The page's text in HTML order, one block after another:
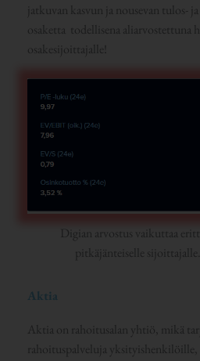
jatkuvan kasvun ja nousevan tulos-
osaketta todellisena aliarvostettuna
osakesijoittajalle!
Digian arvostus vaikuttaa
pitkäjänteiselle
Aktia
Aktia on rahoitusalan yhtiö, mikä
rahoituspalveluja